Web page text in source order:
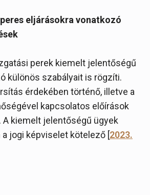
eljárásokra vonatkozó
perek kiemelt jelentőségű
különös szabályait is rögzíti.
érdekében történő, illetve a
kapcsolatos előírások
A kiemelt jelentőségű ügyek
a jogi képviselet kötelező [2023.